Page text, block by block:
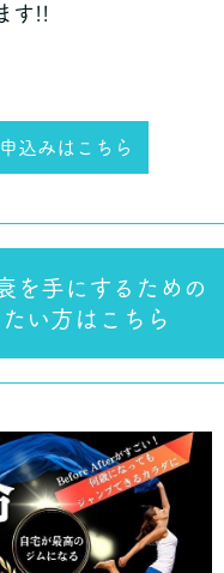
す!!
込みはこちら
を手にするための
い方はこちら